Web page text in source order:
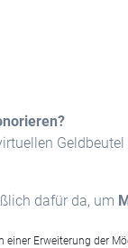
dafür da, um
einer Erweiterung der